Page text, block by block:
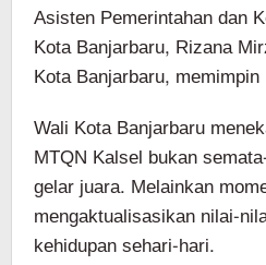
Asisten Pemerintahan dan
Kota Banjarbaru, Rizana
Kota Banjarbaru,
Wali Kota Banjarbaru
MTQN Kalsel bukan
gelar juara. Melainkan
mengaktualisasikan nilai-
kehidupan sehari-hari.